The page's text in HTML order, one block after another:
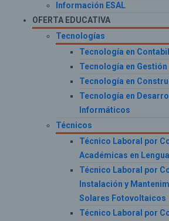
Información ESAL
OFERTA EDUCATIVA
Tecnologías
Tecnología en
Tecnología en Gestión
Tecnología en
Tecnología en
Informáticos
Técnicos
Técnico Laboral por
Académicas en
Técnico Laboral por
Instalación y
Solares Fotovoltaicos
Técnico Laboral por